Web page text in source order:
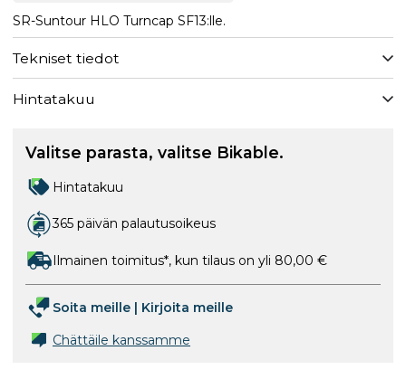
SR-Suntour HLO Turncap SF13:lle.
Tekniset tiedot
Hintatakuu
Valitse parasta, valitse Bikable.
Hintatakuu
365 päivän palautusoikeus
Ilmainen toimitus*, kun tilaus on yli 80,00 €
Soita meille | Kirjoita meille
Chättäile kanssamme